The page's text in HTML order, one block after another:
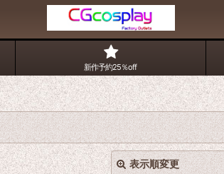
新作予約25％off
表示順変更